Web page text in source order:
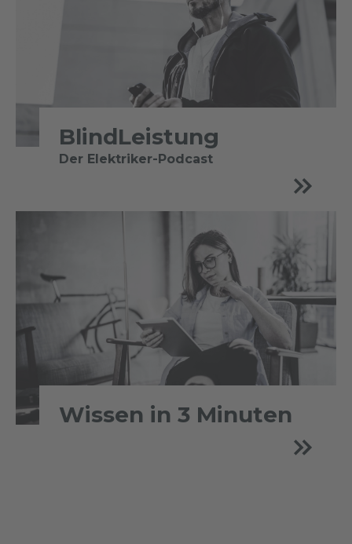
BlindLeistung
Der Elektriker-Podcast
Wissen in 3 Minuten